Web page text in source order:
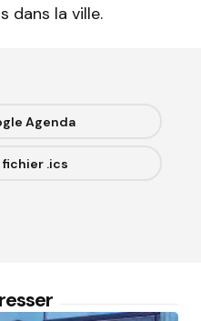
dans la ville.
Agenda
.ics